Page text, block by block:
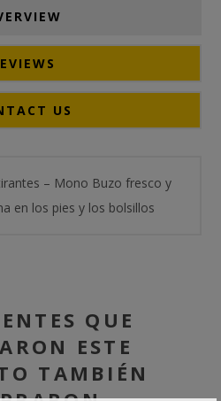
US
– Mono Buzo fresco y
en los pies y los bolsillos
QUE
ESTE
TAMBIÉN